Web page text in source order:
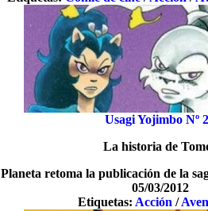
Usagi Yojimbo Nº
La historia de
Planeta retoma la publicación de la
05/03/2012
Etiquetas: Acción /